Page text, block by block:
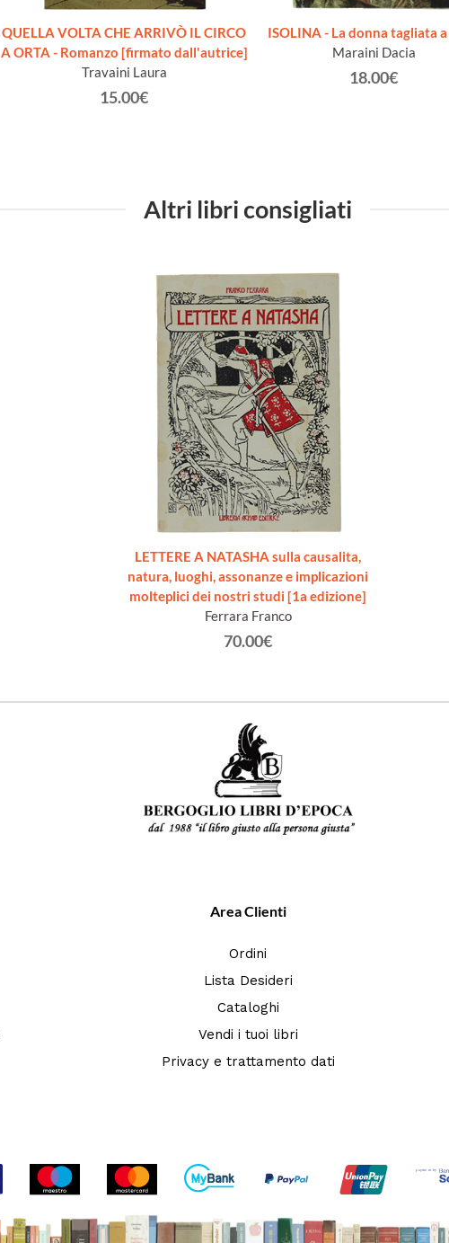
QUELLA VOLTA CHE ARRIVÒ IL CIRCO
A ORTA - Romanzo [firmato dall'autrice]
Travaini Laura
15.00€
ISOLINA - La donna tagliata a
Maraini Dacia
18.00€
Altri libri consigliati
LETTERE A NATASHA sulla causalita,
natura, luoghi, assonanze e implicazioni
molteplici dei nostri studi [1a edizione]
Ferrara Franco
70.00€
Area Clienti
Ordini
Lista Desideri
Cataloghi
Vendi i tuoi libri
Privacy e trattamento dati